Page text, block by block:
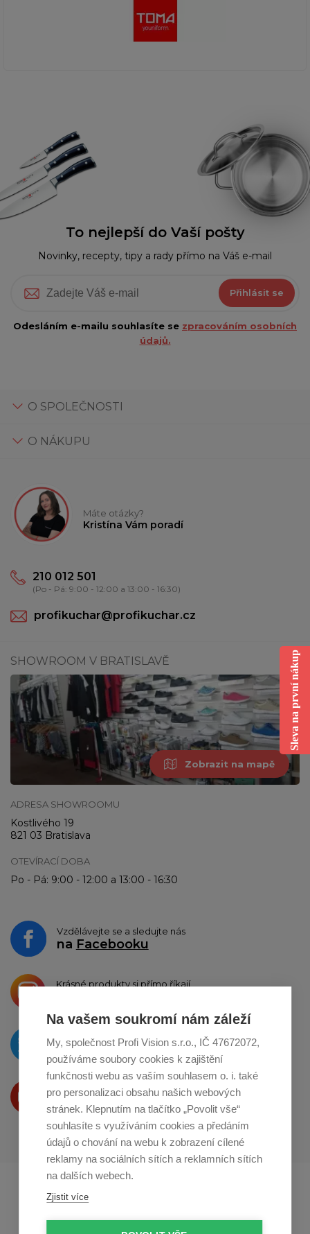
Na vašem soukromí nám záleží
My, společnost Profi Vision s.r.o., IČ 47672072,
používáme soubory cookies k zajištění
funkčnosti webu as vaším souhlasem o. i. také
pro personalizaci obsahu našich webových
stránek. Klepnutím na tlačítko „Povolit vše“
souhlasíte s využíváním cookies a předáním
údajů o chování na webu k zobrazení cílené
reklamy na sociálních sítích a reklamních sítích
na dalších webech.
Zjistit více
To nejlepší do Vaší pošty
Novinky, recepty, tipy a rady přímo na Váš e-mail
Přihlásit se
Odesláním e-mailu souhlasíte se zpracováním osobních
údajů.
O SPOLEČNOSTI
O NÁKUPU
Máte otázky?
Kristína Vám poradí
210 012 501
(Po - Pá: 9:00 - 12:00 a 13:00 - 16:30)
profikuchar@profikuchar.cz
SHOWROOM V BRATISLAVĚ
Zobrazit na mapě
ADRESA SHOWROOMU
Kostlivého 19
821 03 Bratislava
OTEVÍRACÍ DOBA
Po - Pá: 9:00 - 12:00 a 13:00 - 16:30
Vzdělávejte se a sledujte nás
na Facebooku
Krásné produkty si přímo říkají
O novinkách píšeme
naTwitteru
Produkty Vám představujeme
na Youtube
Profikuchar.sk
Sleva na první nákup